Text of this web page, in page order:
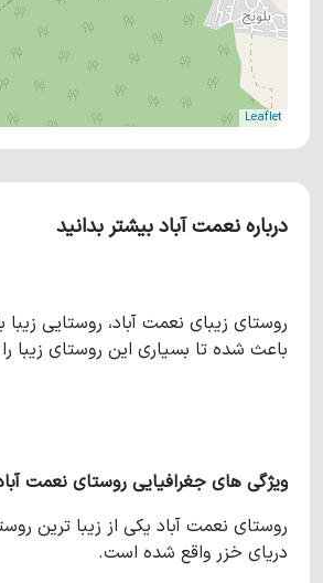
Leaflet
درباره نعمت آباد بیشتر بدانید
روستای زیبای نعمت آباد، روستایی
باعث شده تا بسیاری این روستای زیبا
ویژگی های جغرافیایی روستای نعمت
دریای خزر واقع شده است.